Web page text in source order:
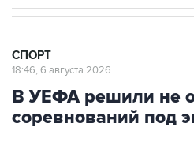
СПОРТ
18:46, 6 августа 2026
В УЕФА решили не
соревнований под